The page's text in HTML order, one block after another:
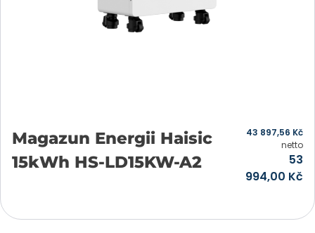
Magazun Energii Haisic
15kWh HS-LD15KW-A2
53
994,00 Kč
43 897,56 Kč
netto